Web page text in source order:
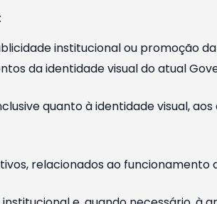
institucional ou promoção
da identidade visual do atual
quanto à identidade visual,
relacionados ao funcionamento